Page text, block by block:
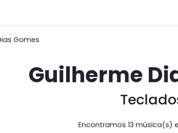
Gomes
Guilherme
Encontramos 13 música(s)